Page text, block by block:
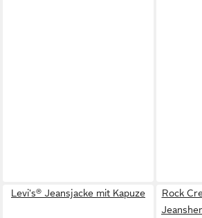
Levi's® Jeansjacke mit Kapuze
Rock